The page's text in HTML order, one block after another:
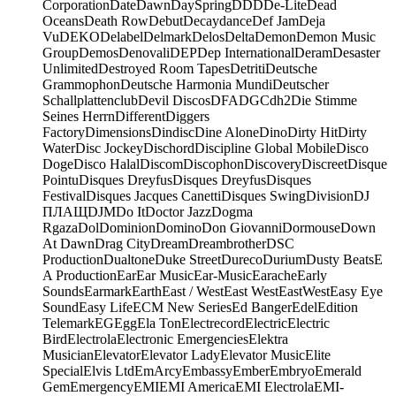
CorporationDateDawnDaySpringDDDDe-LiteDead
OceansDeath RowDebutDecaydanceDef JamDeja
VuDEKODelabelDelmarkDelosDeltaDemonDemon Music
GroupDemosDenovaliDEPDep InternationalDeramDesaster
UnlimitedDestroyed Room TapesDetritiDeutsche
GrammophonDeutsche Harmonia MundiDeutscher
SchallplattenclubDevil DiscosDFADGCdh2Die Stimme
Seines HerrnDifferentDiggers
FactoryDimensionsDindiscDine AloneDinoDirty HitDirty
WaterDisc JockeyDischordDiscipline Global MobileDisco
DogeDisco HalalDiscomDiscophonDiscoveryDiscreetDisque
PointuDisques DreyfusDisques DreyfusDisques
FestivalDisques Jacques CanettiDisques SwingDivisionDJ
ПЛАЩDJMDo ItDoctor JazzDogma
RgazaDolDominionDominoDon GiovanniDormouseDown
At DawnDrag CityDreamDreambrotherDSC
ProductionDualtoneDuke StreetDurecoDuriumDusty BeatsE
A ProductionEarEar MusicEar-MusicEaracheEarly
SoundsEarmarkEarthEast / WestEast WestEastWestEasy Eye
SoundEasy LifeECM New SeriesEd BangerEdelEdition
TelemarkEGEggEla TonElectrecordElectricElectric
BirdElectrolaElectronic EmergenciesElektra
MusicianElevatorElevator LadyElevator MusicElite
SpecialElvis LtdEmArcyEmbassyEmberEmbryoEmerald
GemEmergencyEMIEMI AmericaEMI ElectrolaEMI-